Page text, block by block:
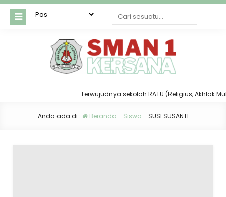
Terwujudnya sekolah RATU (Religius, Akhlak
Anda ada di : Beranda - Siswa - SUSI SUSANTI